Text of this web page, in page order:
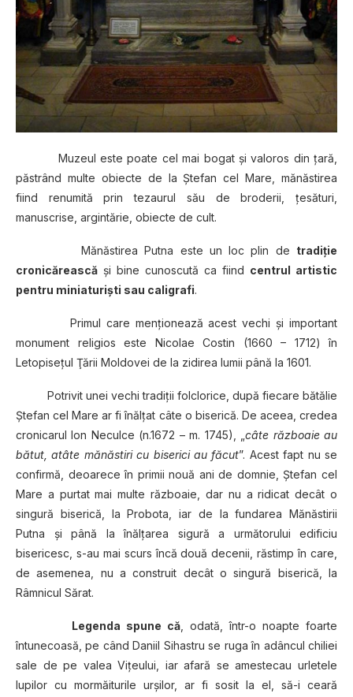
Muzeul este poate cel mai bogat şi valoros din ţară,
păstrând multe obiecte de la Ştefan cel Mare, mănăstirea
fiind renumită prin tezaurul său de broderii, ţesături,
manuscrise, argintărie, obiecte de cult.
Mănăstirea Putna este un loc plin de tradiţie
cronicărească şi bine cunoscută ca fiind centrul artistic
pentru miniaturişti sau caligrafi.
Primul care menţionează acest vechi şi important
monument religios este Nicolae Costin (1660 – 1712) în
Letopiseţul Ţării Moldovei de la zidirea lumii până la 1601.
Potrivit unei vechi tradiţii folclorice, după fiecare bătălie
Ştefan cel Mare ar fi înălţat câte o biserică. De aceea, credea
cronicarul Ion Neculce (n.1672 – m. 1745), „câte războaie au
bătut, atâte mănăstiri cu biserici au făcut”. Acest fapt nu se
confirmă, deoarece în primii nouă ani de domnie, Ştefan cel
Mare a purtat mai multe războaie, dar nu a ridicat decât o
singură biserică, la Probota, iar de la fundarea Mănăstirii
Putna şi până la înălţarea sigură a următorului edificiu
bisericesc, s-au mai scurs încă două decenii, răstimp în care,
de asemenea, nu a construit decât o singură biserică, la
Râmnicul Sărat.
Legenda spune că, odată, într-o noapte foarte
întunecoasă, pe când Daniil Sihastru se ruga în adâncul chiliei
sale de pe valea Viţeului, iar afară se amestecau urletele
lupilor cu mormăiturile urşilor, ar fi sosit la el, să-i ceară